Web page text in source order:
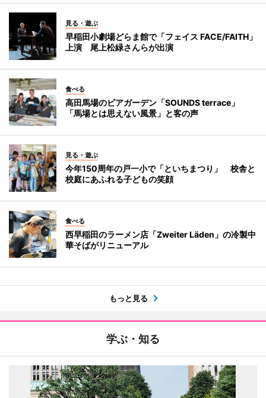
見る・遊ぶ
早稲田小劇場どらま館で「フェイス FACE/FAITH」
上演 尾上松緑さんらが出演
食べる
高田馬場のビアガーデン「SOUNDS terrace」
「馬場とは思えない風景」と客の声
見る・遊ぶ
今年150周年の戸一小で「といちまつり」 校舎と
校庭にあふれる子どもの笑顔
食べる
西早稲田のラーメン店「Zweiter Läden」の冷製中
華そばがリニューアル
もっと見る
学ぶ・知る